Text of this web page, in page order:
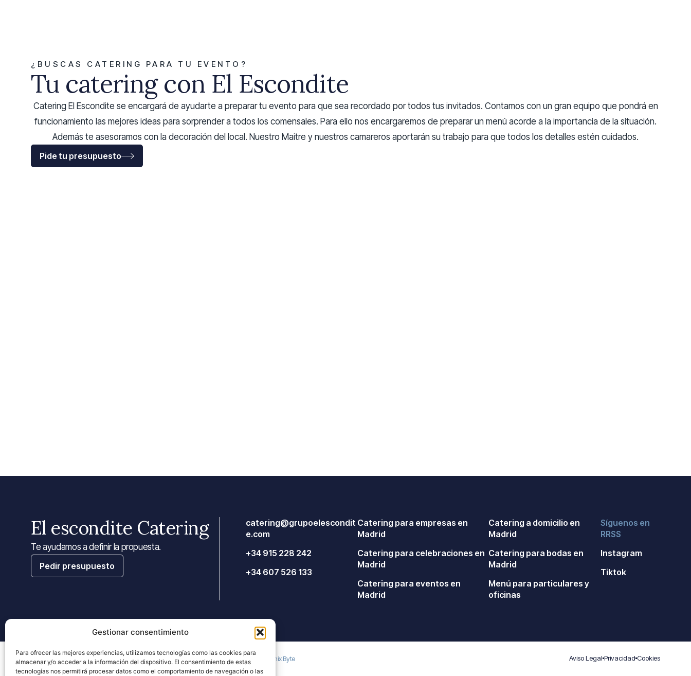
Gestionar consentimiento
Para ofrecer las mejores experiencias, utilizamos tecnologías como las cookies para
almacenar y/o acceder a la información del dispositivo. El consentimiento de estas
tecnologías nos permitirá procesar datos como el comportamiento de navegación o las
¿BUSCAS CATERING PARA TU EVENTO?
Tu catering con El Escondite
Catering El Escondite se encargará de ayudarte a preparar tu evento para que sea recordado por todos tus invitados. Contamos con un gran equipo que pondrá en
funcionamiento las mejores ideas para sorprender a todos los comensales. Para ello nos encargaremos de preparar un menú acorde a la importancia de la situación.
Además te asesoramos con la decoración del local. Nuestro Maitre y nuestros camareros aportarán su trabajo para que todos los detalles estén cuidados.
Pide tu presupuesto
El escondite Catering
Te ayudamos a definir la propuesta.
Pedir presupuesto
catering@grupoelescondit
e.com
+34 915 228 242
+34 607 526 133
Catering para empresas en
Madrid
Catering para celebraciones en
Madrid
Catering para eventos en
Madrid
Catering a domicilio en
Madrid
Catering para bodas en
Madrid
Menú para particulares y
oficinas
Síguenos en
RRSS
Instagram
Tiktok
2026 © El Escondite Catering | Todos los derechos reservados | Diseñado con ♡ por Fénix Byte Aviso Legal Privacidad Cookies